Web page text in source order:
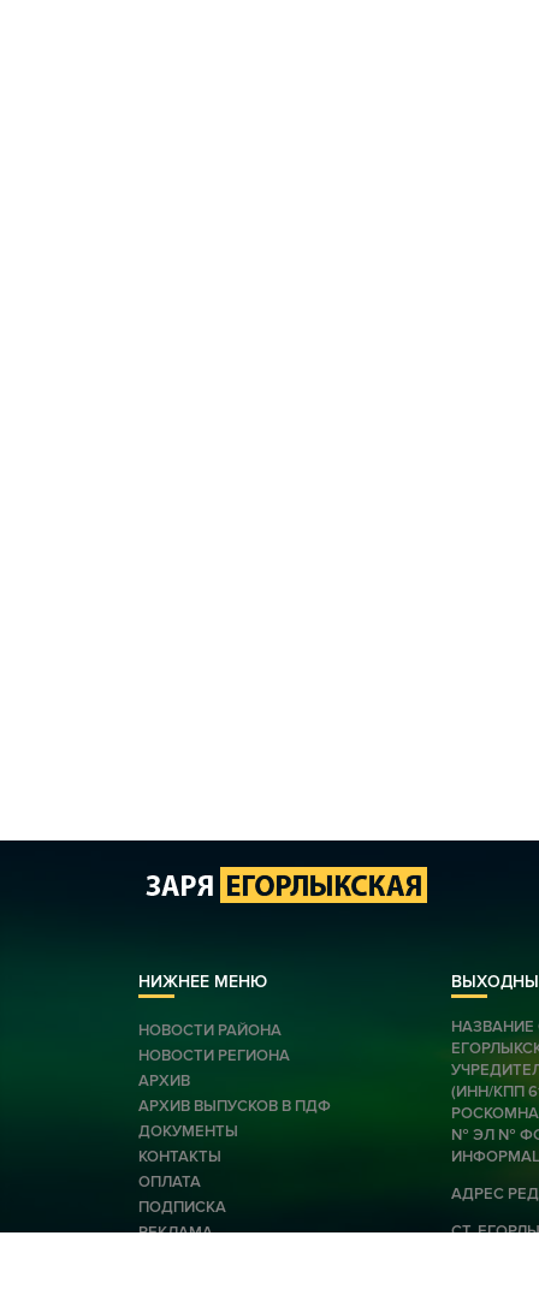
НИЖНЕЕ МЕНЮ
НОВОСТИ РАЙОНА
НОВОСТИ РЕГИОНА
АРХИВ
АРХИВ ВЫПУСКОВ В ПДФ
ДОКУМЕНТЫ
КОНТАКТЫ
ОПЛАТА
ПОДПИСКА
РЕКЛАМА
НАЗВАНИЕ
(ИНН/КПП
№ ЭЛ № ФС
АДРЕС
СТ.